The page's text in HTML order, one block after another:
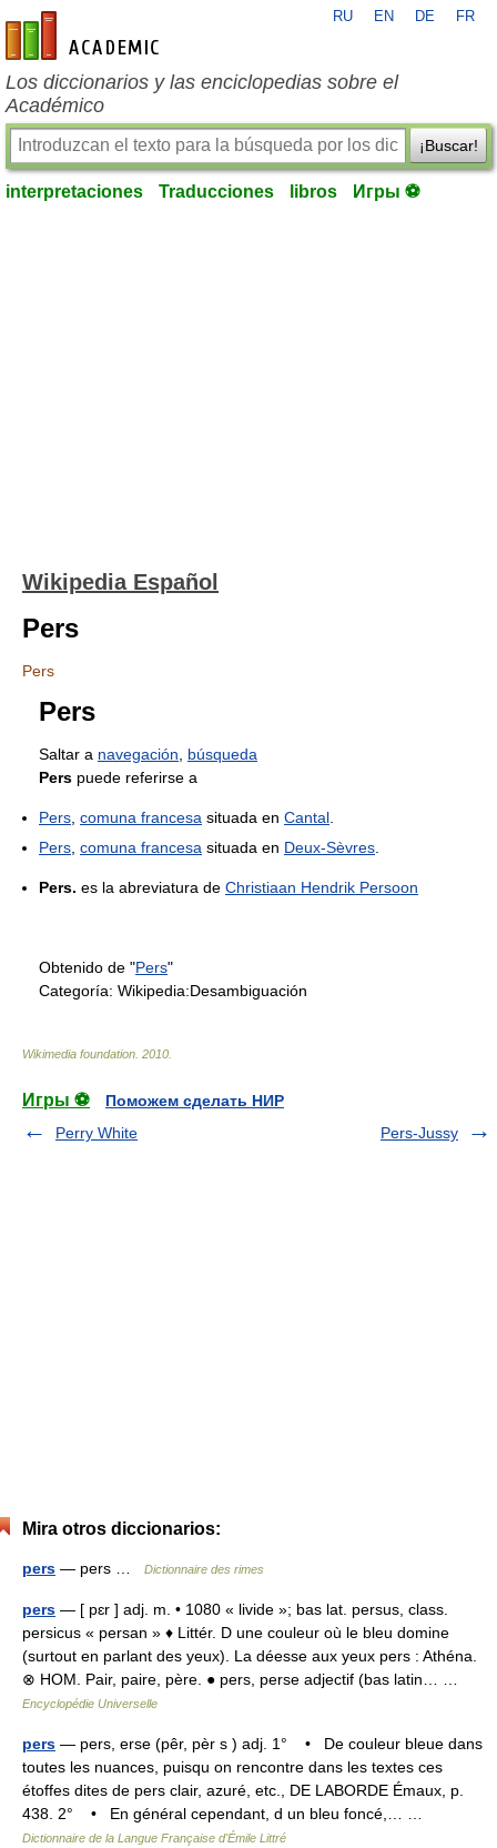
es-academic.com
RU EN DE FR
Los diccionarios y las enciclopedias sobre el
Académico
¡Buscar!
interpretaciones Traducciones libros Игры ⚽
Wikipedia Español
Pers
Pers
Pers
Saltar a navegación
búsqueda
Pers puede referirse a
Pers comuna francesa situada en Cantal
Pers comuna francesa situada en Deux-Sèvres
Pers. es la abreviatura de Christiaan Hendrik Persoon
Obtenido de "Pers"
Categoría: Wikipedia:Desambiguación
Wikimedia foundation 2010
Игры ⚽
Поможем сделать НИР
Perry White
Pers-Jussy
Mira otros diccionarios:
pers — pers … Dictionnaire des rimes
pers — [ pɛr ] adj. m. • 1080 « livide »; bas lat. persus, class.
persicus « persan » ♦ Littér. D une couleur où le bleu domine
(surtout en parlant des yeux). La déesse aux yeux pers : Athéna.
⊗ HOM. Pair, paire, père. ● pers, perse adjectif (bas latin… …
Encyclopédie Universelle
pers — pers, erse (pêr, pèr s ) adj. 1° • De couleur bleue dans
toutes les nuances, puisqu on rencontre dans les textes ces
étoffes dites de pers clair, azuré, etc., DE LABORDE Émaux, p.
438. 2° • En général cependant, d un bleu foncé,… …
Dictionnaire de la Langue Française d'Émile Littré